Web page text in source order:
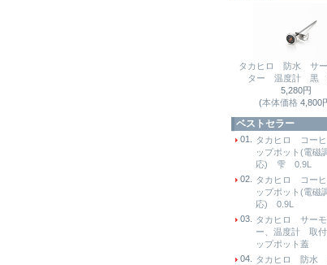
タカヒロ 防水 サー
ター 温度計 黒
5,280円
(本体価格4,800
ベストセラー
01.
タカヒロ コーヒ
ップポット(電磁
応) 雫 0.9L
02.
タカヒロ コーヒ
ップポット(電磁
応) 0.9L
03.
タカヒロ サーモ
ー、温度計 取付
ップポット蓋
04.
タカヒロ 防水